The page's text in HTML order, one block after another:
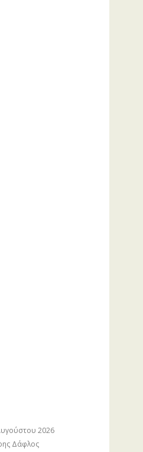
2026
Δάφλος